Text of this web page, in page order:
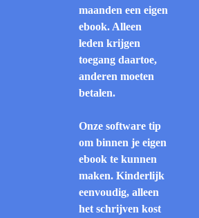
maanden een eigen
ebook. Alleen
leden krijgen
toegang daartoe,
anderen moeten
betalen.
Onze software tip
om binnen je eigen
ebook te kunnen
maken. Kinderlijk
eenvoudig, alleen
het schrijven kost